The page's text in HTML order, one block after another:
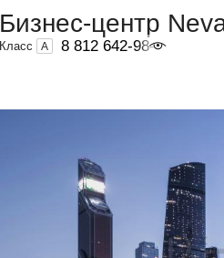
Бизнес-центр
Класс A 8 812 642-98-46